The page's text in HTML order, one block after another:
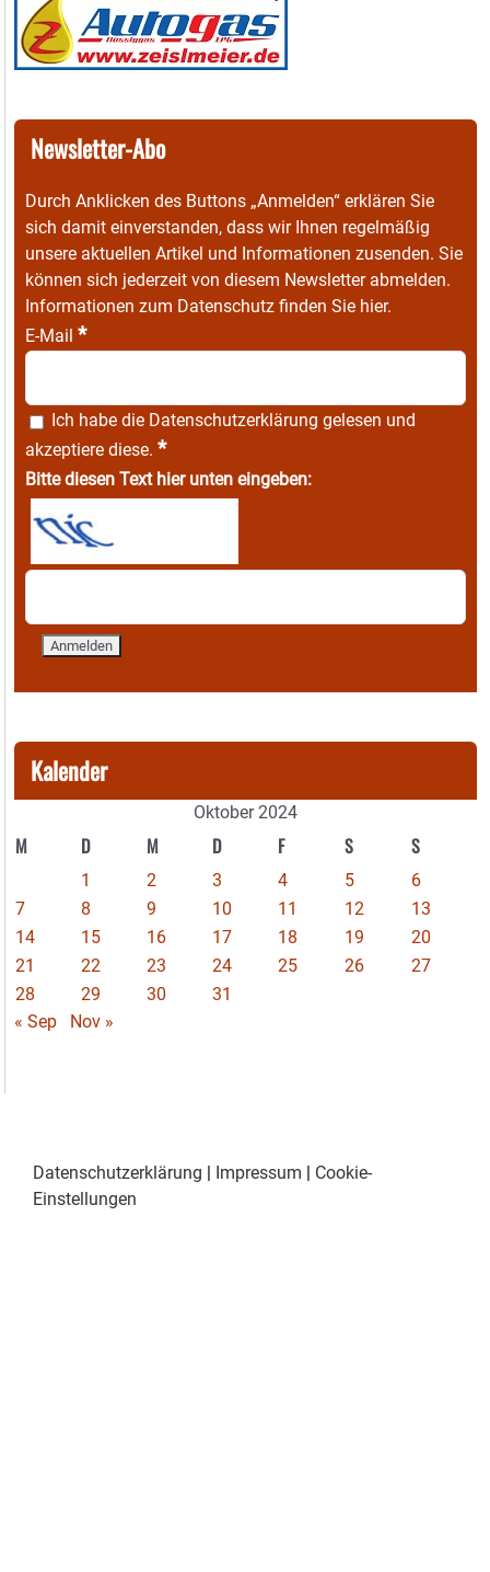
Newsletter-Abo
Durch Anklicken des Buttons „Anmelden“ erklären Sie
sich damit einverstanden, dass wir Ihnen regelmäßig
unsere aktuellen Artikel und Informationen zusenden. Sie
können sich jederzeit von diesem Newsletter abmelden.
Informationen zum Datenschutz finden Sie hier.
E-Mail *
Ich habe die Datenschutzerklärung gelesen und
akzeptiere diese. *
Bitte diesen Text hier unten eingeben:
Kalender
Oktober 2024
M D M D F S S
1 2 3 4 5
6
7
8 9 10 11 12
13
14
15 16 17 18 19
20
21
22 23 24 25 26
27
28
29 30
31
« Sep
Nov »
Datenschutzerklärung Impressum
Cookie-
Einstellungen